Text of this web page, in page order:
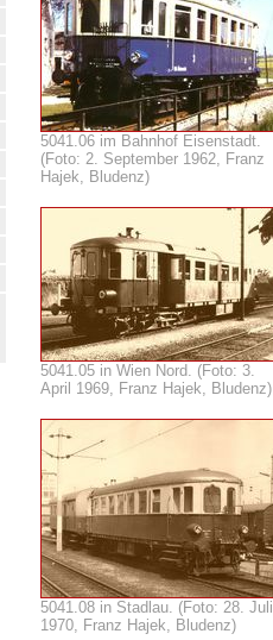
5041.06 im Bahnhof Eisenstadt.
(Foto: 2. September 1962, Franz
Hajek, Bludenz)
5041.05 in Wien Nord. (Foto: 3.
April 1969, Franz Hajek, Bludenz)
5041.08 in Stadlau. (Foto: 28. Juli
1970, Franz Hajek, Bludenz)